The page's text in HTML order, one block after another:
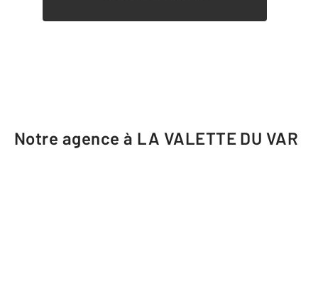
Notre agence à LA VALETTE DU VAR